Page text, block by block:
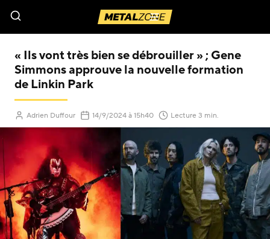
Menu
« Ils vont très bien se débrouiller » ; Gene
Simmons approuve la nouvelle formation
de Linkin Park
Adrien Duffour 14/9/2024(Mis à jour le )
à 15h40 Lecture 3 min.